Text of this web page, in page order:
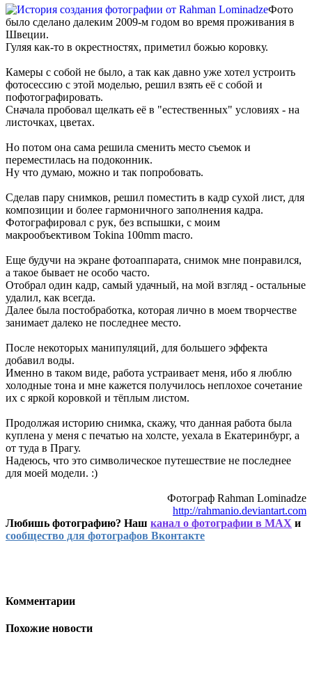
Фото
было сделано далеким 2009-м годом во время проживания в
Швеции.
Гуляя как-то в окрестностях, приметил божью коровку.
Камеры с собой не было, а так как давно уже хотел устроить
фотосессию с этой моделью, решил взять её с собой и
пофотографировать.
Сначала пробовал щелкать её в "естественных" условиях - на
листочках, цветах.
Но потом она сама решила сменить место съемок и
переместилась на подоконник.
Ну что думаю, можно и так попробовать.
Сделав пару снимков, решил поместить в кадр сухой лист, для
композиции и более гармоничного заполнения кадра.
Фотографировал с рук, без вспышки, с моим
макрообъективом Tokina 100mm macro.
Еще будучи на экране фотоаппарата, снимок мне понравился,
а такое бывает не особо часто.
Отобрал один кадр, самый удачный, на мой взгляд - остальные
удалил, как всегда.
Далее была постобработка, которая лично в моем творчестве
занимает далеко не последнее место.
После некоторых манипуляций, для большего эффекта
добавил воды.
Именно в таком виде, работа устраивает меня, ибо я люблю
холодные тона и мне кажется получилось неплохое сочетание
их с яркой коровкой и тёплым листом.
Продолжая историю снимка, скажу, что данная работа была
куплена у меня с печатью на холсте, уехала в Екатеринбург, а
от туда в Прагу.
Надеюсь, что это символическое путешествие не последнее
для моей модели. :)
Фотограф Rahman Lominadze
http://rahmanio.deviantart.com
Любишь фотографию? Наш канал о фотографии в MAX и
сообщество для фотографов Вконтакте
Комментарии
Похожие новости